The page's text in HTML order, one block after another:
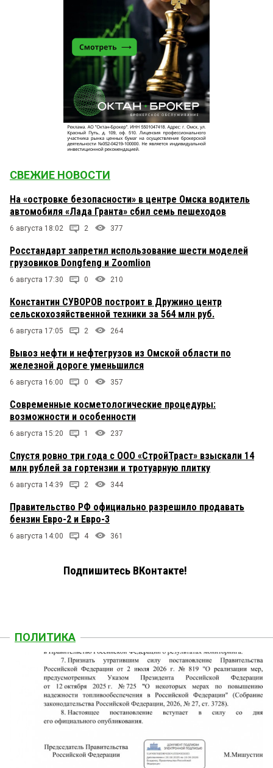
СВЕЖИЕ НОВОСТИ
На «островке безопасности» в центре Омска водитель
автомобиля «Лада Гранта» сбил семь пешеходов
6 августа 18:02 2 377
Росстандарт запретил использование шести моделей
грузовиков Dongfeng и Zoomlion
6 августа 17:30 0 210
Константин СУВОРОВ построит в Дружино центр
сельскохозяйственной техники за 564 млн руб.
6 августа 17:05 2 264
Вывоз нефти и нефтегрузов из Омской области по
железной дороге уменьшился
6 августа 16:00 0 357
Современные косметологические процедуры:
возможности и особенности
6 августа 15:20 1 237
Спустя ровно три года с ООО «СтройТраст» взыскали 14
млн рублей за гортензии и тротуарную плитку
6 августа 14:39 2 344
Правительство РФ официально разрешило продавать
бензин Евро-2 и Евро-3
6 августа 14:00 4 361
Подпишитесь ВКонтакте!
ПОЛИТИКА